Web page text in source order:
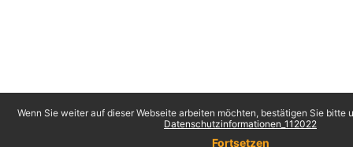
Wenn Sie weiter auf dieser Webseite arbeiten möchten, bestätigen Sie bitte
Datenschutzinformationen_112022
Fortsetzen